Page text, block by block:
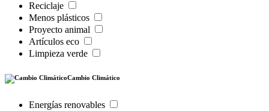
Reciclaje
Menos plásticos
Proyecto animal
Artículos eco
Limpieza verde
Cambio Climático
Energías renovables